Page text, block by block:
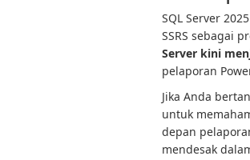
SQL Server
SSRS sebagai
Server kini
pelaporan
Jika Anda
untuk
depan
mendesak